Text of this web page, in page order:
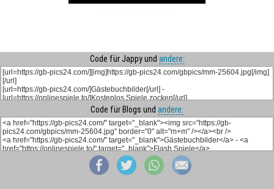
Code für Jappy und andere:
Code für Blogs und andere: